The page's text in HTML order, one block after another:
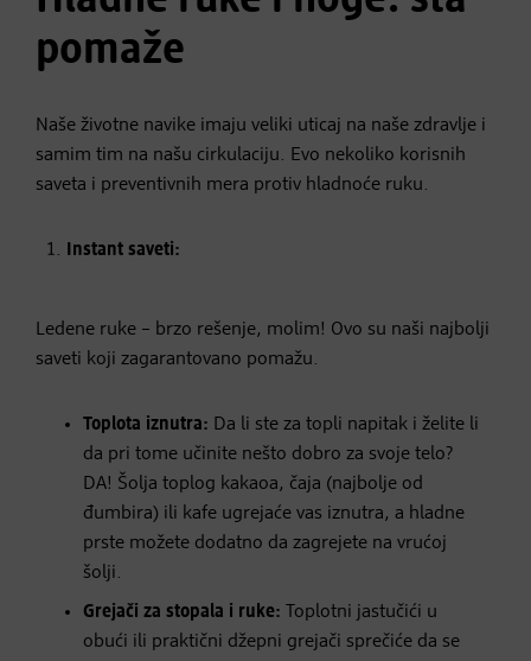
pomaže
Naše životne navike imaju veliki uticaj na naše zdravlje i
samim tim na našu cirkulaciju. Evo nekoliko korisnih
saveta i preventivnih mera protiv hladnoće ruku.
Instant saveti:
Ledene ruke – brzo rešenje, molim! Ovo su naši najbolji
saveti koji zagarantovano pomažu.
Toplota iznutra: Da li ste za topli napitak i želite li
da pri tome učinite nešto dobro za svoje telo?
DA! Šolja toplog kakaoa, čaja (najbolje od
đumbira) ili kafe ugrejaće vas iznutra, a hladne
prste možete dodatno da zagrejete na vrućoj
šolji.
Grejači za stopala i ruke: Toplotni jastučići u
obući ili praktični džepni grejači sprečiće da se